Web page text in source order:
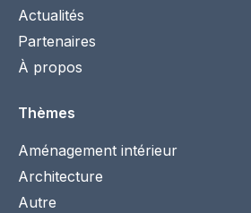
Actualités
Partenaires
À propos
Thèmes
Aménagement intérieur
Architecture
Autre